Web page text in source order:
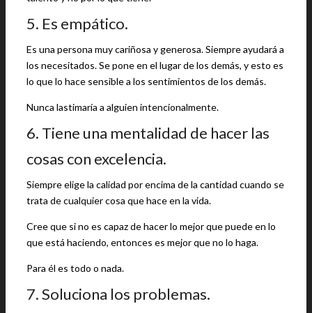
5. Es empático.
Es una persona muy cariñosa y generosa. Siempre ayudará a
los necesitados. Se pone en el lugar de los demás, y esto es
lo que lo hace sensible a los sentimientos de los demás.
Nunca lastimaría a alguien intencionalmente.
6. Tiene una mentalidad de hacer las
cosas con excelencia.
Siempre elige la calidad por encima de la cantidad cuando se
trata de cualquier cosa que hace en la vida.
Cree que si no es capaz de hacer lo mejor que puede en lo
que está haciendo, entonces es mejor que no lo haga.
Para él es todo o nada.
7. Soluciona los problemas.